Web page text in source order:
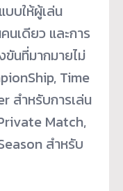
บบให้ผู้เล่น
นเดียว และการ
นที่มากมายไม่
Time
สำหรับการเล่น
Match,
สำหรับ